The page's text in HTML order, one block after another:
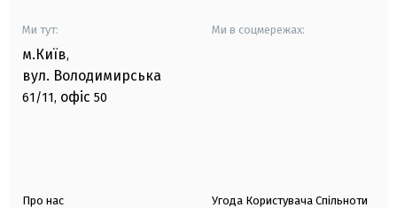
Ми тут:
м.Київ,
вул. Володимирська
61/11, офіс 50
Ми в соцмережах:
Про нас Угода Користувача Спільноти